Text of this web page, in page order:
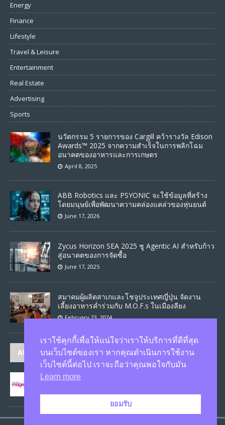
Energy
Finance
Lifestyle
Travel & Leisure
Entertainment
Real Estate
Advertising
Sports
นวัตกรรม 5 รายการของ Cargill คว้ารางวัล Edison
Awards™ 2025 จากความสำเร็จในการพลิกโฉม
อนาคตของอาหารและการเกษตร
April 8, 2025
ABB Robotics และ PSYONIC จะใช้ข้อมูลที่สร้าง
โดยมนุษย์เพื่อพัฒนาความคล่องแคล่วของหุ่นยนต์
June 17, 2026
Zycus Horizon SEA 2025 ชู Agentic AI สำหรับก้าว
สู่อนาคตของการจัดซื้อ
June 17, 2025
สมาคมผู้ผลิตสาเกและโชจูประเทศญี่ปุ่น จัดงาน
เลี้ยงอาหารค่ำร่วมกับ M.O.F.s ในเมืองลียง
February 23, 2024
AUTHORS
JASON
เราใช้คุกกี้เพื่อให้แน่ใจว่าเราให้บริการที่ดีที่สุด
บนเว็บไซต์ของเรา หากคุณดำเนินการใช้งาน
เว็บไซต์นี้ต่อไป เราจะถือว่าคุณพอใจกับมัน
Learn more
ยอมรับ